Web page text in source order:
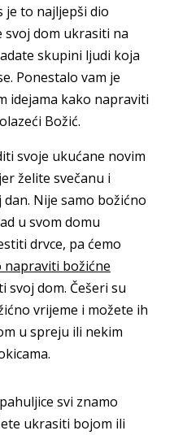
je to najljepši dio
svoj dom ukrasiti na
skupini ljudi koja
Ponestalo vam je
idejama kako napraviti
Božić.
svoje ukućane novim
želite svečanu i
Nije samo božićno
u svom domu
drvce, pa ćemo
napraviti božićne
svoj dom. Češeri su
vrijeme i možete ih
u spreju ili nekim
svi znamo
ukrasiti bojom ili